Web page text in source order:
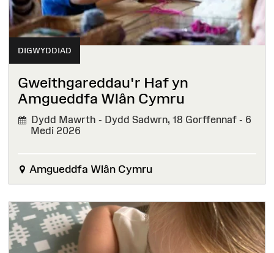
DIGWYDDIAD
Gweithgareddau'r Haf yn
Amgueddfa Wlân Cymru
Dydd Mawrth - Dydd Sadwrn, 18 Gorffennaf - 6
Medi 2026
Amgueddfa Wlân Cymru